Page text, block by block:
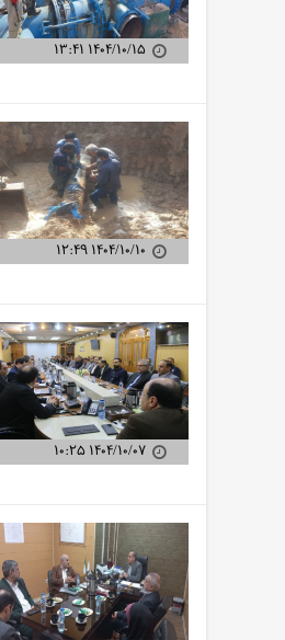
۱۴۰۴/۱۰/۱۵ ۱۳:۴۱
۱۴۰۴/۱۰/۱۰ ۱۲:۴۹
۱۴۰۴/۱۰/۰۷ ۱۰:۲۵
سهم